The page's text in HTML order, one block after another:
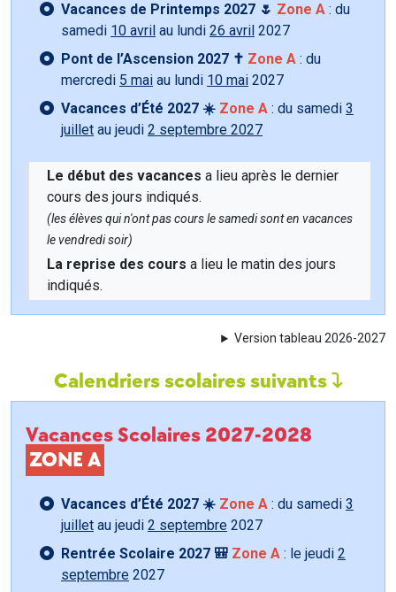
Vacances de Printemps 2027 🌷 Zone A : du
samedi 10 avril au lundi 26 avril 2027
Pont de l’Ascension 2027 ✝️ Zone A : du
mercredi 5 mai au lundi 10 mai 2027
Vacances d’Été 2027 ☀️ Zone A : du samedi 3
juillet au jeudi 2 septembre 2027
Le début des vacances a lieu après le dernier
cours des jours indiqués.
(les élèves qui n'ont pas cours le samedi sont en vacances
le vendredi soir)
La reprise des cours a lieu le matin des jours
indiqués.
Version tableau 2026-2027
Calendriers scolaires suivants
Vacances Scolaires 2027-2028
ZONE A
Vacances d’Été 2027 ☀️ Zone A : du samedi 3
juillet au jeudi 2 septembre 2027
Rentrée Scolaire 2027 🎒 Zone A : le jeudi 2
septembre 2027